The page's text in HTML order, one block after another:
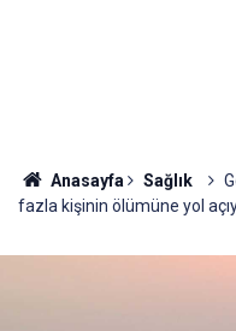
Anasayfa Sağlık
fazla kişinin ölümüne yol